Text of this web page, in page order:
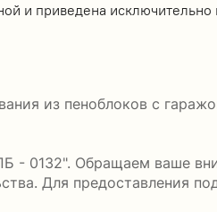
и приведена
из пеноблоков с
- 0132". Обращаем ваше
Для предоставления